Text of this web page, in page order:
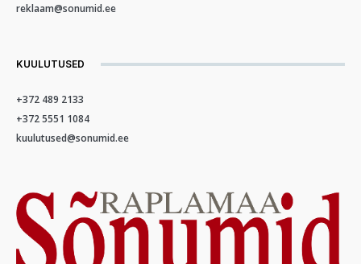
reklaam@sonumid.ee
KUULUTUSED
+372 489 2133
+372 5551 1084
kuulutused@sonumid.ee